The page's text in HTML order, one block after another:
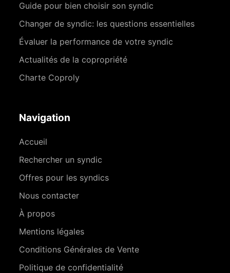
Guide pour bien choisir son syndic
Changer de syndic: les questions essentielles
Évaluer la performance de votre syndic
Actualités de la copropriété
Charte Coproly
Navigation
Accueil
Rechercher un syndic
Offres pour les syndics
Nous contacter
À propos
Mentions légales
Conditions Générales de Vente
Politique de confidentialité